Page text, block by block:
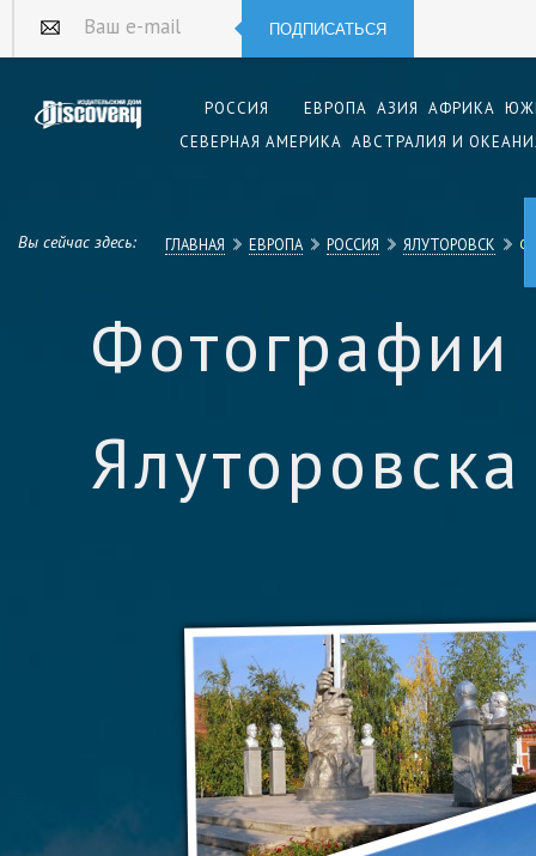
Ваш e-mail ПОДПИСАТЬСЯ
РОССИЯ ЕВРОПА АЗИЯ АФРИКА
СЕВЕРНАЯ АМЕРИКА АВСТРАЛИЯ И
Вы сейчас здесь: ГЛАВНАЯ ЕВРОПА РОССИЯ ЯЛУТОРОВСК
Фотографии
Ялуторовска